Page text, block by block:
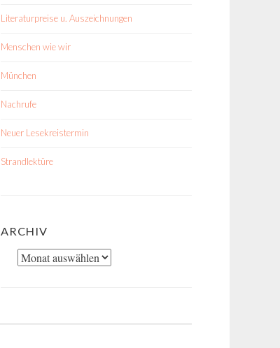
Literaturpreise u. Auszeichnungen
Menschen wie wir
München
Nachrufe
Neuer Lesekreistermin
Strandlektüre
ARCHIV
Archiv